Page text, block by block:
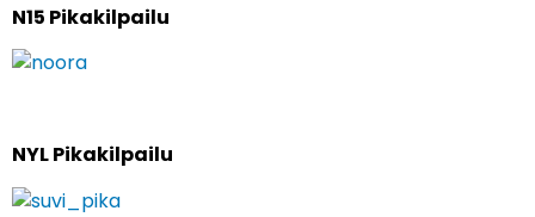
N15 Pikakilpailu
NYL Pikakilpailu